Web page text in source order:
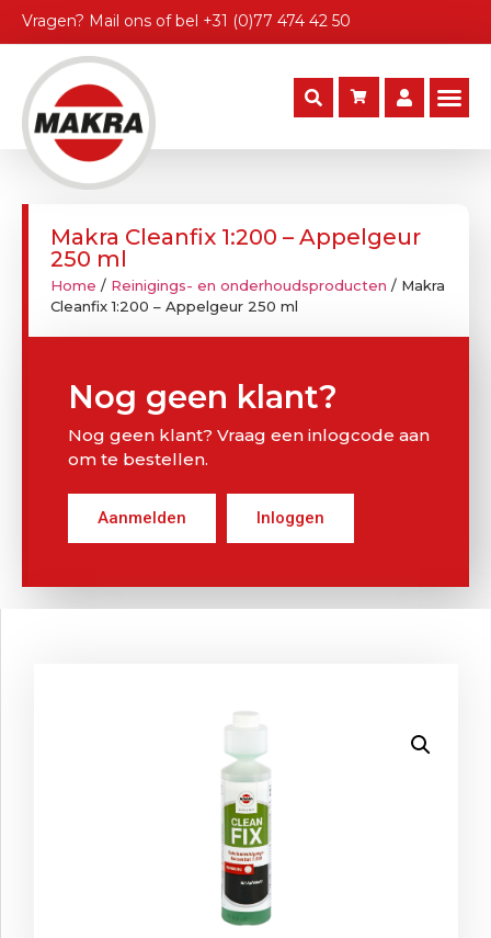
Vragen? Mail ons of bel +31 (0)77 474 42 50
Makra Cleanfix 1:200 – Appelgeur
250 ml
Home / Reinigings- en onderhoudsproducten / Makra
Cleanfix 1:200 – Appelgeur 250 ml
Nog geen klant?
Nog geen klant? Vraag een inlogcode aan
om te bestellen.
Aanmelden Inloggen